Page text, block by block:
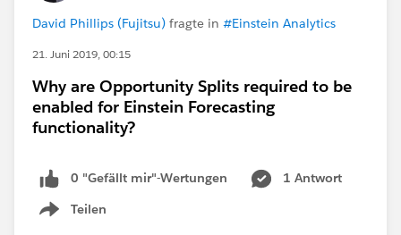
David Phillips (Fujitsu) fragte in #Einstein Analytics
21. Juni 2019, 00:15
Why are Opportunity Splits required to be
enabled for Einstein Forecasting
functionality?
0 "Gefällt mir"-Wertungen
1 Antwort
Teilen
Show menu